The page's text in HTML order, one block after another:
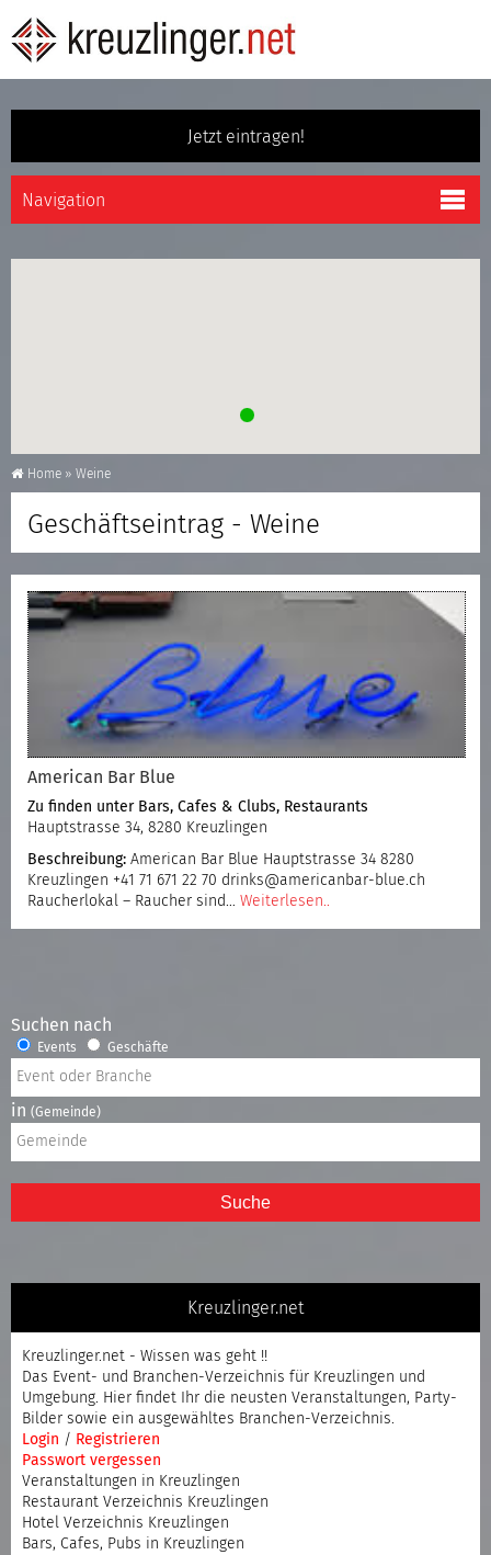
Jetzt eintragen!
Home » Weine
Geschäftseintrag - Weine
American Bar Blue
Zu finden unter Bars, Cafes & Clubs, Restaurants
Hauptstrasse 34, 8280 Kreuzlingen
Beschreibung: American Bar Blue Hauptstrasse 34 8280
Kreuzlingen +41 71 671 22 70 drinks@americanbar-blue.ch
Raucherlokal – Raucher sind… Weiterlesen..
Suchen nach
Events Geschäfte
in (Gemeinde)
Suche
Kreuzlinger.net
Kreuzlinger.net - Wissen was geht !!
Das Event- und Branchen-Verzeichnis für Kreuzlingen und
Umgebung. Hier findet Ihr die neusten Veranstaltungen, Party-
Bilder sowie ein ausgewähltes Branchen-Verzeichnis.
Login / Registrieren
Passwort vergessen
Veranstaltungen in Kreuzlingen
Restaurant Verzeichnis Kreuzlingen
Hotel Verzeichnis Kreuzlingen
Bars, Cafes, Pubs in Kreuzlingen